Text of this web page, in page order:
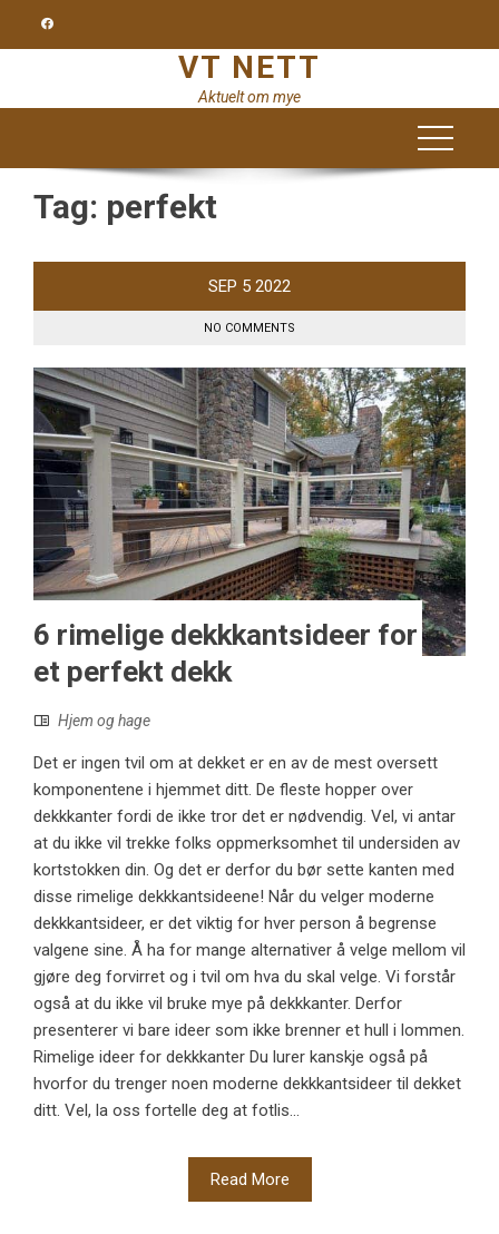
VT NETT
Aktuelt om mye
Tag: perfekt
SEP 5 2022
NO COMMENTS
6 rimelige dekkkantsideer for
et perfekt dekk
Hjem og hage
Det er ingen tvil om at dekket er en av de mest oversett
komponentene i hjemmet ditt. De fleste hopper over
dekkkanter fordi de ikke tror det er nødvendig. Vel, vi antar
at du ikke vil trekke folks oppmerksomhet til undersiden av
kortstokken din. Og det er derfor du bør sette kanten med
disse rimelige dekkkantsideene! Når du velger moderne
dekkkantsideer, er det viktig for hver person å begrense
valgene sine. Å ha for mange alternativer å velge mellom vil
gjøre deg forvirret og i tvil om hva du skal velge. Vi forstår
også at du ikke vil bruke mye på dekkkanter. Derfor
presenterer vi bare ideer som ikke brenner et hull i lommen.
Rimelige ideer for dekkkanter Du lurer kanskje også på
hvorfor du trenger noen moderne dekkkantsideer til dekket
ditt. Vel, la oss fortelle deg at fotlis...
Read More